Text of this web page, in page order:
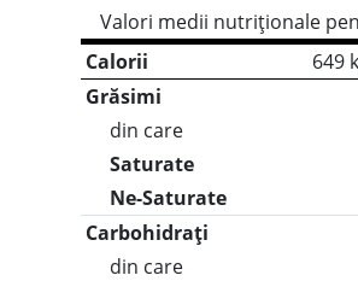
Valori medii nutriționale
Calorii
649
Grăsimi
din care
Saturate
Ne-Saturate
Carbohidrați
din care